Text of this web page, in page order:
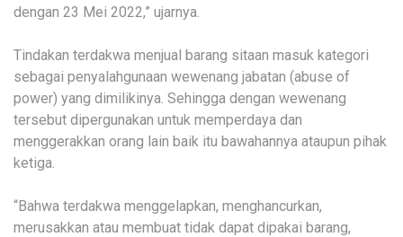
dengan 23 Mei 2022,” ujarnya.
Tindakan terdakwa menjual barang sitaan masuk kategori
sebagai penyalahgunaan wewenang jabatan (abuse of
power) yang dimilikinya. Sehingga dengan wewenang
tersebut dipergunakan untuk memperdaya dan
menggerakkan orang lain baik itu bawahannya ataupun pihak
ketiga.
“Bahwa terdakwa menggelapkan, menghancurkan,
merusakkan atau membuat tidak dapat dipakai barang,